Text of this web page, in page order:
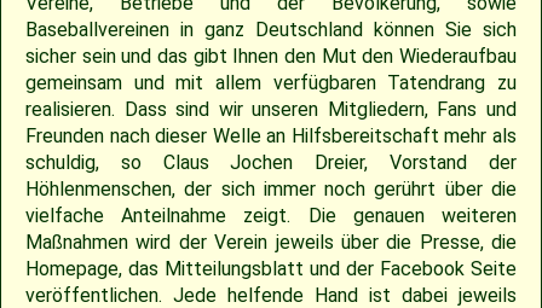
Baseballvereinen in ganz Deutschland können Sie sich
sicher sein und das gibt Ihnen den Mut den Wiederaufbau
gemeinsam und mit allem verfügbaren Tatendrang zu
realisieren. Dass sind wir unseren Mitgliedern, Fans und
Freunden nach dieser Welle an Hilfsbereitschaft mehr als
schuldig, so Claus Jochen Dreier, Vorstand der
Höhlenmenschen, der sich immer noch gerührt über die
vielfache Anteilnahme zeigt. Die genauen weiteren
Maßnahmen wird der Verein jeweils über die Presse, die
Homepage, das Mitteilungsblatt und der Facebook Seite
veröffentlichen. Jede helfende Hand ist dabei jeweils